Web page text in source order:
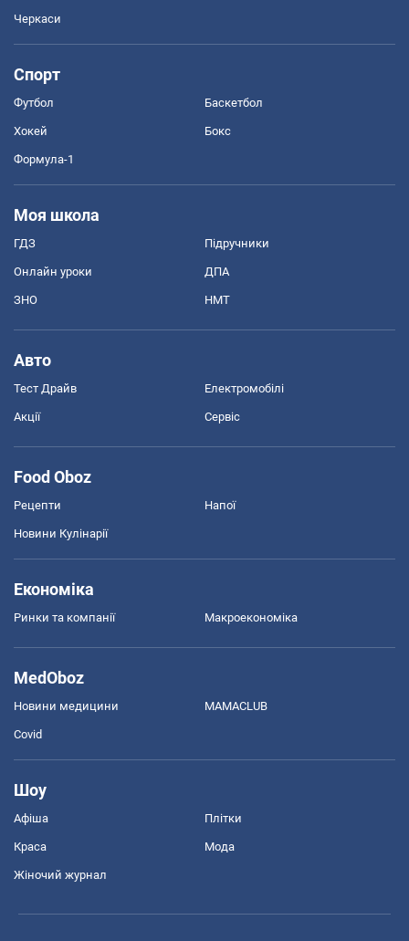
Черкаси
Спорт
Футбол Баскетбол
Хокей Бокс
Формула-1
Моя школа
ГДЗ Підручники
Онлайн уроки ДПА
ЗНО НМТ
Авто
Тест Драйв Електромобілі
Акції Сервіс
Food Oboz
Рецепти Напої
Новини Кулінарії
Економіка
Ринки та компанії Макроекономіка
MedOboz
Новини медицини MAMACLUB
Covid
Шоу
Афіша Плітки
Краса Мода
Жіночий журнал